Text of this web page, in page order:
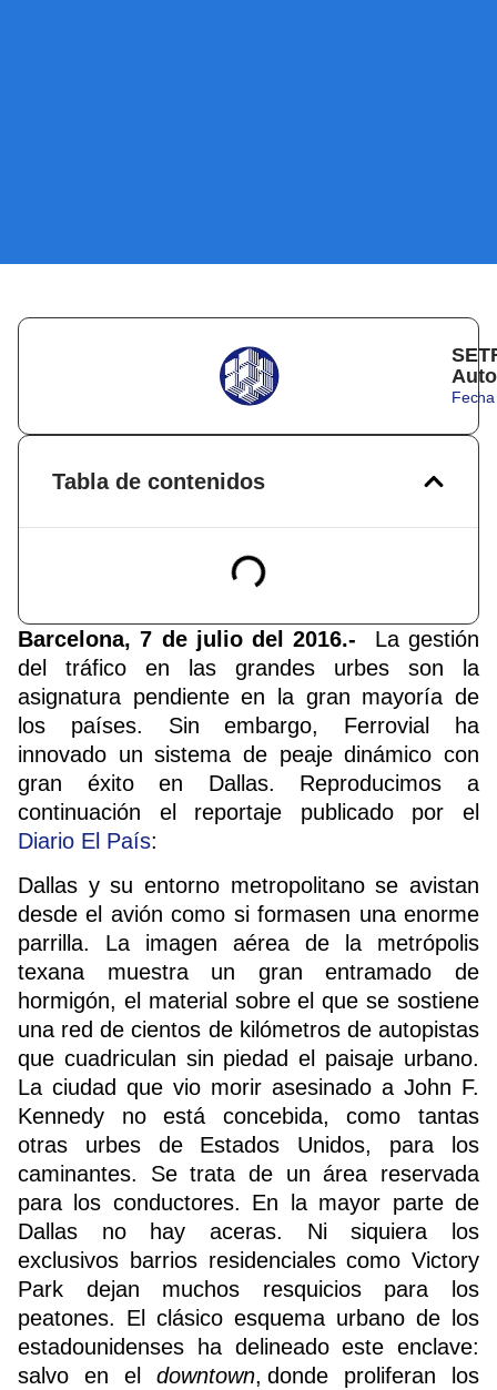
Tabla de contenidos
Barcelona, 7 de julio del 2016.- La gestión
del tráfico en las grandes urbes son la
asignatura pendiente en la gran mayoría de
los países. Sin embargo, Ferrovial ha
innovado un sistema de peaje dinámico con
gran éxito en Dallas. Reproducimos a
continuación el reportaje publicado por el
Diario El País:
Dallas y su entorno metropolitano se avistan
desde el avión como si formasen una enorme
parrilla. La imagen aérea de la metrópolis
texana muestra un gran entramado de
hormigón, el material sobre el que se sostiene
una red de cientos de kilómetros de autopistas
que cuadriculan sin piedad el paisaje urbano.
La ciudad que vio morir asesinado a John F.
Kennedy no está concebida, como tantas
otras urbes de Estados Unidos, para los
caminantes. Se trata de un área reservada
para los conductores. En la mayor parte de
Dallas no hay aceras. Ni siquiera los
exclusivos barrios residenciales como Victory
Park dejan muchos resquicios para los
peatones. El clásico esquema urbano de los
estadounidenses ha delineado este enclave:
salvo en el
downtown, donde proliferan los